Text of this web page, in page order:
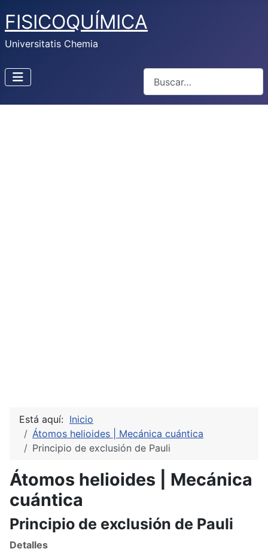
FISICOQUÍMICA
Universitatis Chemia
Está aquí: Inicio
Átomos helioides | Mecánica cuántica
Principio de exclusión de Pauli
Átomos helioides | Mecánica
cuántica
Principio de exclusión de Pauli
Detalles